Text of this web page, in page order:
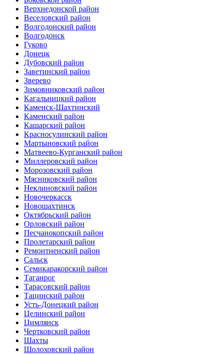
Верхнедонской район
Веселовский район
Волгодонский район
Волгодонск
Гуково
Донецк
Дубовский район
Заветинский район
Зверево
Зимовниковский район
Кагальницкий район
Каменск-Шахтинский
Каменский район
Кашарский район
Красносулинский район
Мартыновский район
Матвеево-Курганский район
Миллеровский район
Морозовский район
Мясниковский район
Неклиновский район
Новочеркасск
Новошахтинск
Октябрьский район
Орловский район
Песчанокопский район
Пролетарский район
Ремонтненский район
Сальск
Семикаракорский район
Таганрог
Тарасовский район
Тацинский район
Усть-Донецкий район
Целинский район
Цимлянск
Чертковский район
Шахты
Шолоховский район